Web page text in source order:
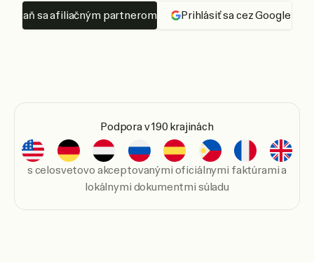
Staň sa afiliačným partnerom Prihlásiť sa cez Google
Podpora v 190 krajinách
s celosvetovo akceptovanými oficiálnymi faktúrami a
lokálnymi dokumentmi súladu